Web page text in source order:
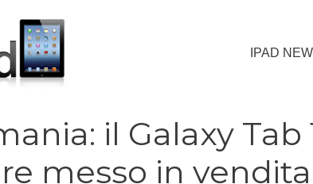
IPAD
il Galaxy Tab
messo in vendita